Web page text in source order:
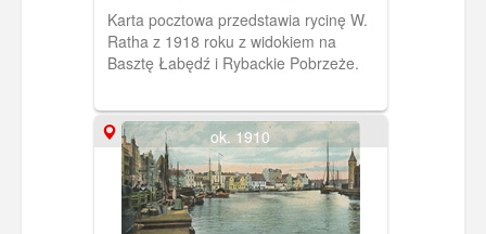
Karta pocztowa przedstawia rycinę W.
Ratha z 1918 roku z widokiem na
Basztę Łabędź i Rybackie Pobrzeże.
ok. 1910